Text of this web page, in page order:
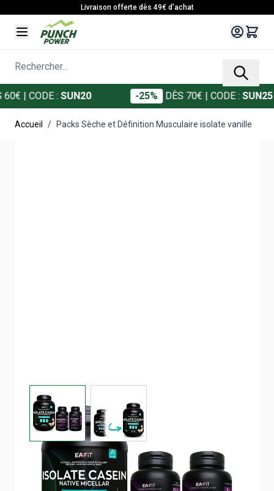
Livraison offerte dès 49€ d'achat
Rechercher...
| CODE :SUN20 -25% DÈS 70€| CODE :SUN25
Accueil / Packs Sèche et Définition Musculaire isolate vanille
PACKS SÈCHE ET DÉFINITION
MUSCULAIRE ISOLATE